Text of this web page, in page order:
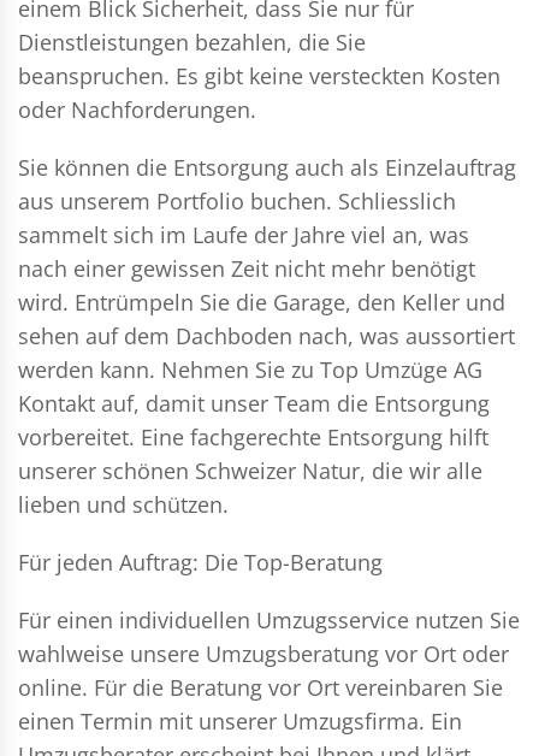
einem Blick Sicherheit, dass Sie nur für
Dienstleistungen bezahlen, die Sie
beanspruchen. Es gibt keine versteckten Kosten
oder Nachforderungen.
Sie können die Entsorgung auch als Einzelauftrag
aus unserem Portfolio buchen. Schliesslich
sammelt sich im Laufe der Jahre viel an, was
nach einer gewissen Zeit nicht mehr benötigt
wird. Entrümpeln Sie die Garage, den Keller und
sehen auf dem Dachboden nach, was aussortiert
werden kann. Nehmen Sie zu Top Umzüge AG
Kontakt auf, damit unser Team die Entsorgung
vorbereitet. Eine fachgerechte Entsorgung hilft
unserer schönen Schweizer Natur, die wir alle
lieben und schützen.
Für jeden Auftrag: Die Top-Beratung
Für einen individuellen Umzugsservice nutzen Sie
wahlweise unsere Umzugsberatung vor Ort oder
online. Für die Beratung vor Ort vereinbaren Sie
einen Termin mit unserer Umzugsfirma. Ein